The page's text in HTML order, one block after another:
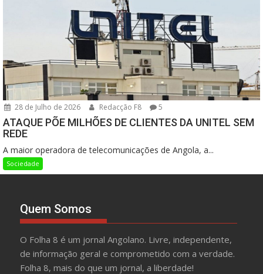
28 de Julho de 2026 Redacção F8 5
ATAQUE PÕE MILHÕES DE CLIENTES DA UNITEL SEM
REDE
A maior operadora de telecomunicações de Angola, a...
Sociedade
Quem Somos
O Folha 8 é um jornal Angolano. Livre, independente,
de informação geral e comprometido com a verdade.
Folha 8, mais do que um jornal, a liberdade!